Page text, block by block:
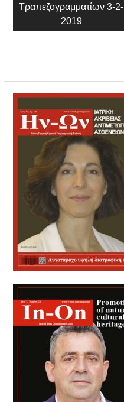
Τραπεζογραμματίων 3-2-
2019